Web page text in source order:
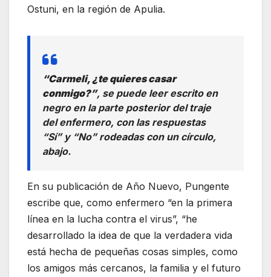
Ostuni, en la región de Apulia.
“Carmeli, ¿te quieres casar
conmigo?”, se puede leer escrito en
negro en la parte posterior del traje
del enfermero, con las respuestas
“Sí” y “No” rodeadas con un círculo,
abajo.
En su publicación de Año Nuevo, Pungente
escribe que, como enfermero “en la primera
línea en la lucha contra el virus”, “he
desarrollado la idea de que la verdadera vida
está hecha de pequeñas cosas simples, como
los amigos más cercanos, la familia y el futuro